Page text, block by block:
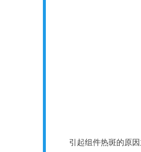
引起组件热斑的原